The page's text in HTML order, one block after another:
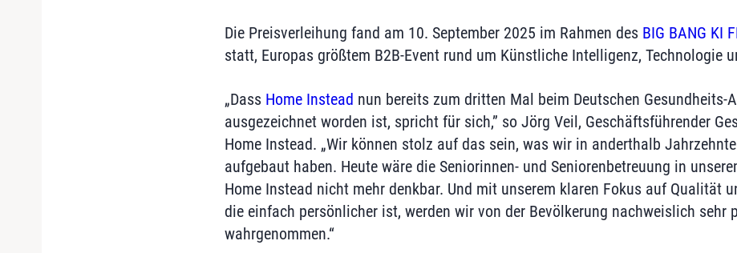
Die Preisverleihung fand am 10. September 2025 im Rahmen des BIG BANG KI
statt, Europas größtem B2B-Event rund um Künstliche Intelligenz, Technologie
„Dass Home Instead nun bereits zum dritten Mal beim Deutschen Gesundheits-
ausgezeichnet worden ist, spricht für sich,” so Jörg Veil, Geschäftsführender
Home Instead. „Wir können stolz auf das sein, was wir in anderthalb
aufgebaut haben. Heute wäre die Seniorinnen- und Seniorenbetreuung in
Home Instead nicht mehr denkbar. Und mit unserem klaren Fokus auf Qualität
die einfach persönlicher ist, werden wir von der Bevölkerung nachweislich sehr
wahrgenommen.“